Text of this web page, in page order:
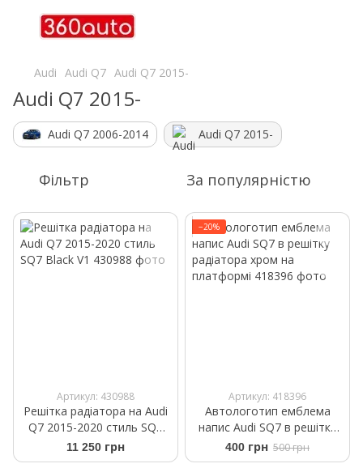
Audi Audi Q7 Audi Q7 2015-
Audi Q7 2015-
Audi Q7 2006-2014 Audi Q7 2015-
Фільтр За популярністю
Артикул: 430988
Решітка радіатора на Audi
Q7 2015-2020 стиль SQ7
Black V1
11 250 грн
−20%
Артикул: 418396
Автологотип емблема
напис Audi SQ7 в решітку
радіатора хром на
платформі
400 грн 500 грн